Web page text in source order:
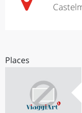
Places